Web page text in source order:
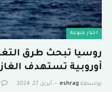
اخبار منوعة
روسيا تبحث طرق
أوروبية تستهدف
بواسطة eshrag أبريل 27, 2024